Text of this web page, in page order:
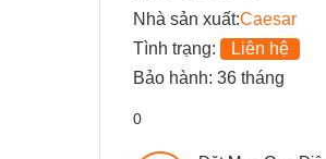
Nhà sản xuất:Caesar
Tình trạng:
Liên hệ
Bảo hành: 36 tháng
0